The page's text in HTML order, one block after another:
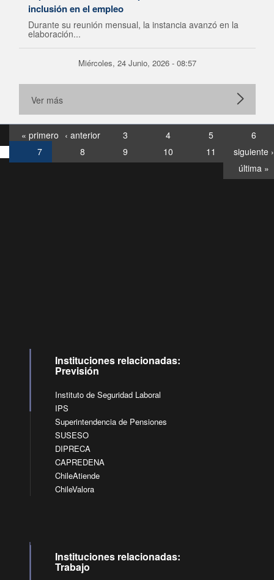
inclusión en el empleo
Durante su reunión mensual, la instancia avanzó en la
elaboración...
Miércoles, 24 Junio, 2026 - 08:57
Ver más
« primero ‹ anterior 3 4 5
6
7
8 9 10 11
siguiente ›
última »
Instituciones relacionadas:
Previsión
Instituto de Seguridad Laboral
IPS
Superintendencia de Pensiones
SUSESO
DIPRECA
CAPREDENA
ChileAtiende
ChileValora
Instituciones relacionadas:
Trabajo